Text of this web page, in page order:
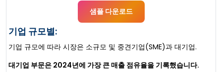
샘플 다운로드
기업 규모별:
기업 규모에 따라 시장은 소규모 및 중견기업(SME)과 대기업.
대기업 부문은 2024년에 가장 큰 매출 점유율을 기록했습니다.